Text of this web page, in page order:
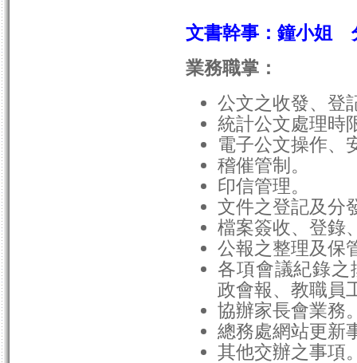
文書幹事：鐘小姐
業務職掌：
公文之收發、登
統計公文處理時
電子公文操作、
稽催管制。
印信管理。
文件之登記及分
檔案簽收、登錄
公報之整理及保
各項會議紀錄
政會報、教職員
協辦家長會業務
總務處網站更新
其他交辦之事項